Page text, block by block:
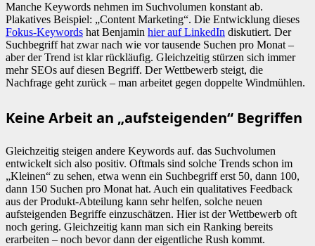
Manche Keywords nehmen im Suchvolumen konstant ab.
Plakatives Beispiel: „Content Marketing“. Die Entwicklung dieses
Fokus-Keywords hat Benjamin hier auf LinkedIn diskutiert. Der
Suchbegriff hat zwar nach wie vor tausende Suchen pro Monat –
aber der Trend ist klar rückläufig. Gleichzeitig stürzen sich immer
mehr SEOs auf diesen Begriff. Der Wettbewerb steigt, die
Nachfrage geht zurück – man arbeitet gegen doppelte Windmühlen.
Keine Arbeit an „aufsteigenden“ Begriffen
Gleichzeitig steigen andere Keywords auf. das Suchvolumen
entwickelt sich also positiv. Oftmals sind solche Trends schon im
„Kleinen“ zu sehen, etwa wenn ein Suchbegriff erst 50, dann 100,
dann 150 Suchen pro Monat hat. Auch ein qualitatives Feedback
aus der Produkt-Abteilung kann sehr helfen, solche neuen
aufsteigenden Begriffe einzuschätzen. Hier ist der Wettbewerb oft
noch gering. Gleichzeitig kann man sich ein Ranking bereits
erarbeiten – noch bevor dann der eigentliche Rush kommt.